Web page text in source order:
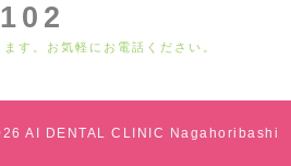
す。お気軽にお電話ください。
AI DENTAL CLINIC Nagahoribashi